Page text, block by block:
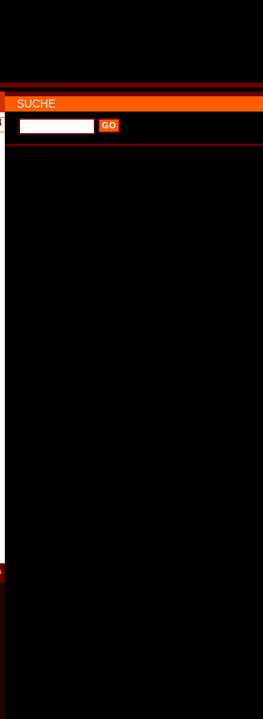
SUCHE